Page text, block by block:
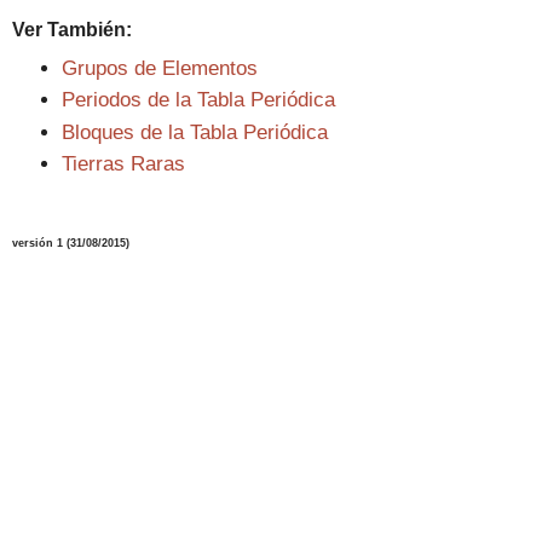
Ver También:
Grupos de Elementos
Periodos de la Tabla Periódica
Bloques de la Tabla Periódica
Tierras Raras
versión 1 (31/08/2015)